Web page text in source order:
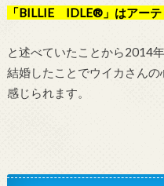
「BILLIE IDLE®」はアーテ
と述べていたことから2014
結婚したことでウイカさん
感じられます。